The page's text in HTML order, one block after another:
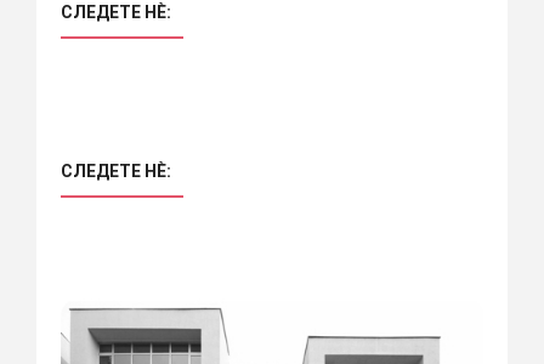
СЛЕДЕТЕ НÈ:
СЛЕДЕТЕ НÈ: